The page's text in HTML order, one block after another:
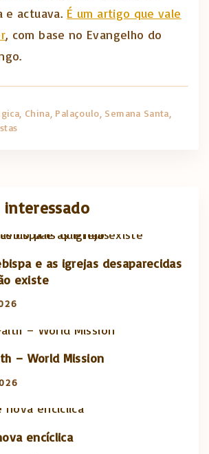
e actuava. É um artigo que vale
, com base no Evangelho do
China Palaçoulo Semana Santa
interessado
e as igrejas desaparecidas
existe
– World Mission
encíclica